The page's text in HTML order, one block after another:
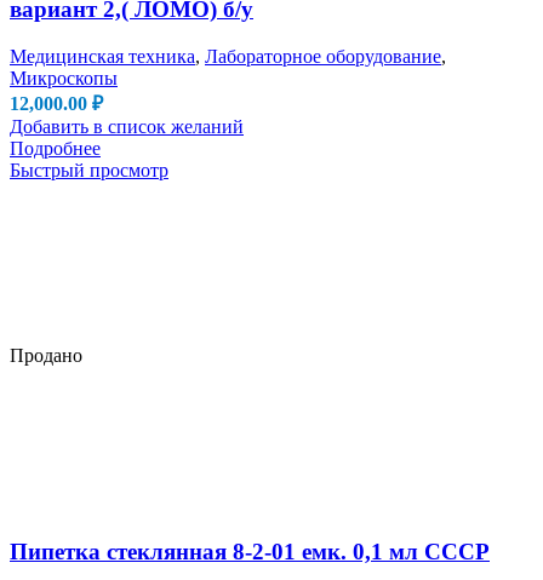
Продано
вариант 2,( ЛОМО) б/у
Медицинская техника, Лабораторное оборудование,
Микроскопы
12,000.00 ₽
Добавить в список желаний
Подробнее
Быстрый просмотр
Пипетка стеклянная 8-2-01 емк. 0,1 мл СССР